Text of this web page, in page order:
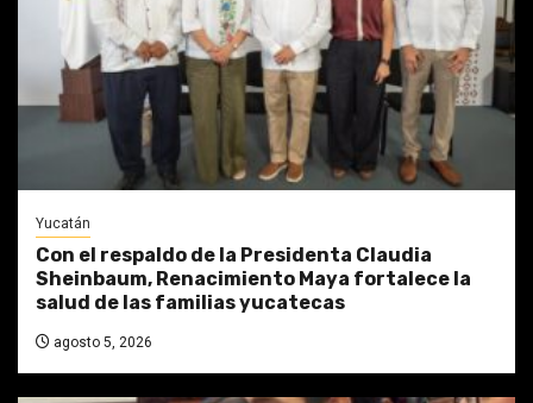
Yucatán
Con el respaldo de la Presidenta Claudia
Sheinbaum, Renacimiento Maya fortalece la
salud de las familias yucatecas
agosto 5, 2026